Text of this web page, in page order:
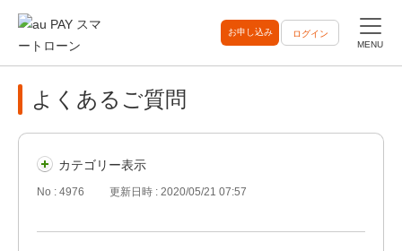
お申し込み
ログイン
MENU
よくあるご質問
カテゴリー表示
No : 4976 更新日時 : 2020/05/21 07:57